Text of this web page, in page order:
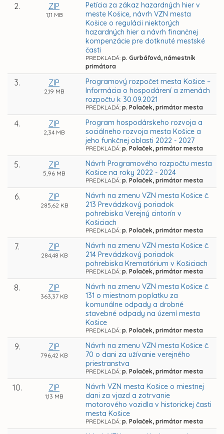
2. ZIP
1,11 MB
Petícia za zákaz hazardných hier v
meste Košice, návrh VZN mesta
Košice o regulácii niektorých
hazardných hier a návrh finančnej
kompenzácie pre dotknuté mestské
časti
PREDKLADÁ: p. Gurbáľová, námestník
primátora
3. ZIP
2,19 MB
Programový rozpočet mesta Košice –
Informácia o hospodárení a zmenách
rozpočtu k 30.09.2021
PREDKLADÁ: p. Polaček, primátor mesta
4. ZIP
2,34 MB
Program hospodárskeho rozvoja a
sociálneho rozvoja mesta Košice a
jeho funkčnej oblasti 2022 - 2027
PREDKLADÁ: p. Polaček, primátor mesta
5. ZIP
5,96 MB
Návrh Programového rozpočtu mesta
Košice na roky 2022 - 2024
PREDKLADÁ: p. Polaček, primátor mesta
6. ZIP
285,62 KB
Návrh na zmenu VZN mesta Košice č.
213 Prevádzkový poriadok
pohrebiska Verejný cintorín v
Košiciach
PREDKLADÁ: p. Polaček, primátor mesta
7. ZIP
284,48 KB
Návrh na zmenu VZN mesta Košice č.
214 Prevádzkový poriadok
pohrebiska Krematórium v Košiciach
PREDKLADÁ: p. Polaček, primátor mesta
8. ZIP
363,37 KB
Návrh na zmenu VZN mesta Košice č.
131 o miestnom poplatku za
komunálne odpady a drobné
stavebné odpady na území mesta
Košice
PREDKLADÁ: p. Polaček, primátor mesta
9. ZIP
796,42 KB
Návrh na zmenu VZN mesta Košice č.
70 o dani za užívanie verejného
priestranstva
PREDKLADÁ: p. Polaček, primátor mesta
10. ZIP
1,13 MB
Návrh VZN mesta Košice o miestnej
dani za vjazd a zotrvanie
motorového vozidla v historickej časti
mesta Košice
PREDKLADÁ: p. Polaček, primátor mesta